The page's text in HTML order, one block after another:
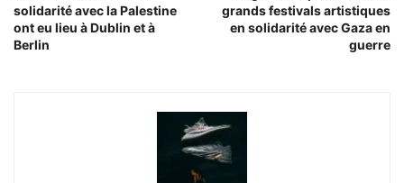
solidarité avec la Palestine
ont eu lieu à Dublin et à
Berlin
grands festivals artistiques
en solidarité avec Gaza en
guerre